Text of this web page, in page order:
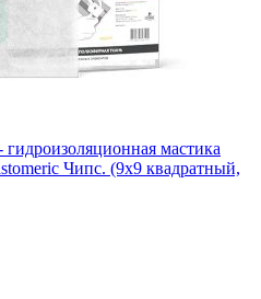
мастика
Чипс. (9х9 квадратный,